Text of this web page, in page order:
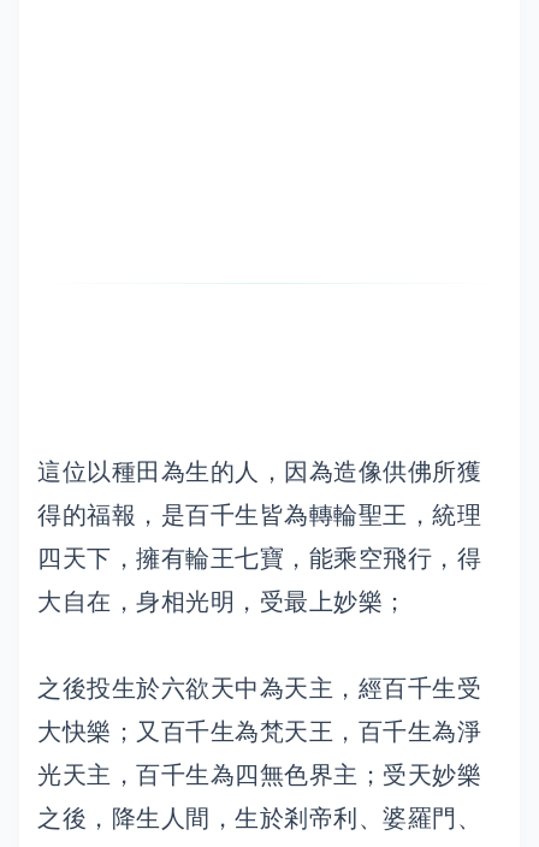
這位以種田為生的人，因為造像供佛所獲
得的福報，是百千生皆為轉輪聖王，統理
四天下，擁有輪王七寶，能乘空飛行，得
大自在，身相光明，受最上妙樂；
之後投生於六欲天中為天主，經百千生受
大快樂；又百千生為梵天王，百千生為淨
光天主，百千生為四無色界主；受天妙樂
之後，降生人間，生於剎帝利、婆羅門、